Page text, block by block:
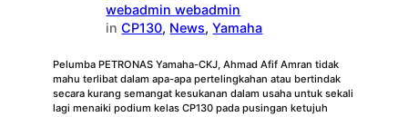
webadmin webadmin
inCP130, News, Yamaha
Pelumba PETRONAS Yamaha-CKJ, Ahmad Afif Amran tidak
mahu terlibat dalam apa-apa pertelingkahan atau bertindak
secara kurang semangat kesukanan dalam usaha untuk sekali
lagi menaiki podium kelas CP130 pada pusingan ketujuh